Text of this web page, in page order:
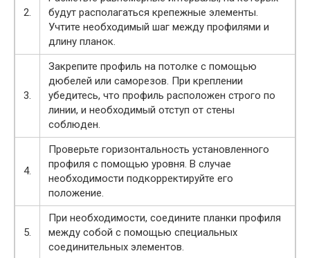
2.
будут располагаться крепежные элементы.
Учтите необходимый шаг между профилями и
длину планок.
3.
Закрепите профиль на потолке с помощью
дюбелей или саморезов. При креплении
убедитесь, что профиль расположен строго по
линии, и необходимый отступ от стены
соблюден.
4.
Проверьте горизонтальность установленного
профиля с помощью уровня. В случае
необходимости подкорректируйте его
положение.
5.
При необходимости, соедините планки профиля
между собой с помощью специальных
соединительных элементов.